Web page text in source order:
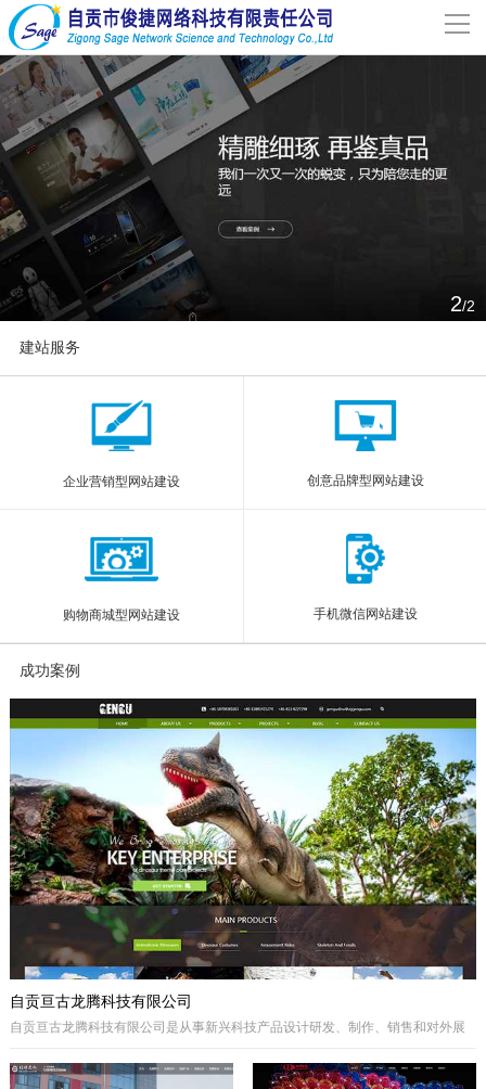
导
网站首页
关于我们
解决方案
新闻动态
1/2
建站服务
企业营销型网站建设 创意品牌型网站建设
购物商城型网站建设 手机微信网站建设
成功案例
More
自贡亘古龙腾科技有限公司
自贡亘古龙腾科技有限公司是从事新兴科技产品设计研发、制作、销售和对外展
架、仿真远古植物、埋藏挖掘现场和行走恐龙服等仿真产品，现已成为行业内的